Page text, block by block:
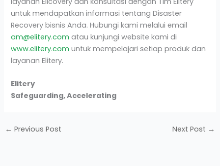
untuk mendapatkan informasi tentang Disaster
Recovery bisnis Anda. Hubungi kami melalui email
am@elitery.com atau kunjungi website kami di
www.elitery.com untuk mempelajari setiap produk dan
layanan Elitery.
Elitery
Safeguarding, Accelerating
← Previous Post Next Post →